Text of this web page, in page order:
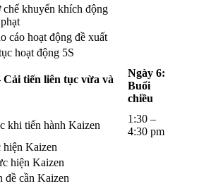
khuyến khích động
cáo hoạt động đề xuất
hoạt động 5S
Cải tiến liên tục vừa và
Ngày 6:
Buổi
chiều
khi tiến hành Kaizen
1:30 –
4:30 pm
Kaizen
hiện Kaizen
đề cần Kaizen